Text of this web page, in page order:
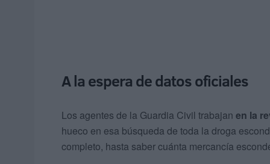
A la espera de datos oficiales
Los agentes de la Guardia Civil trabajan en la
hueco en esa búsqueda de toda la droga
completo, hasta saber cuánta mercancía